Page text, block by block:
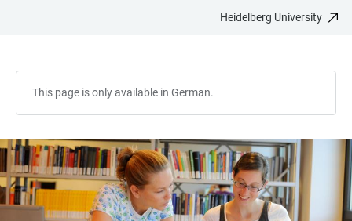
Heidelberg University
This page is only available in German.